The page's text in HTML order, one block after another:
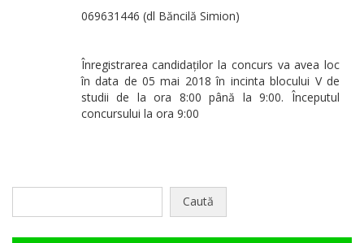
069631446 (dl Băncilă Simion)
Înregistrarea candidaților la concurs va avea loc
în data de 05 mai 2018 în incinta blocului V de
studii de la ora 8:00 până la 9:00. Începutul
concursului la ora 9:00